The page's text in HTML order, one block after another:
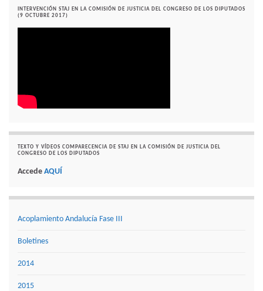
INTERVENCIÓN STAJ EN LA COMISIÓN DE JUSTICIA DEL CONGRESO DE LOS DIPUTADOS
(9 OCTUBRE 2017)
TEXTO Y VÍDEOS COMPARECENCIA DE STAJ EN LA COMISIÓN DE JUSTICIA DEL
CONGRESO DE LOS DIPUTADOS
Accede AQUÍ
Acoplamiento Andalucía Fase III
Boletines
2014
2015